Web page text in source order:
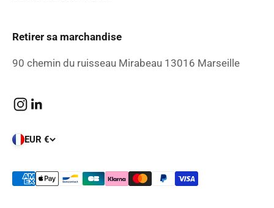
Retirer sa marchandise
90 chemin du ruisseau Mirabeau 13016 Marseille
EUR €